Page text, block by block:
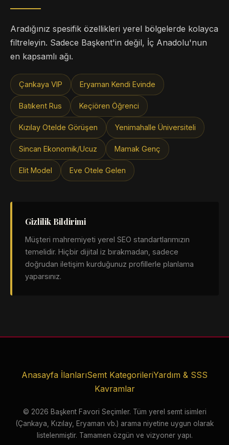
Aradığınız spesifik özellikleri yerel bölgelerde kolayca
filtreleyin. Sadece Başkent'in değil, İç Anadolu'nun
en kapsamlı ağı.
Çankaya VIP Eryaman Kendi Evinde
Batıkent Rus Keçiören Öğrenci
Kızılay Otelde Görüşen Yenimahalle Üniversiteli
Sincan Ekonomik/Ucuz Mamak Genç
Elit Model Eve Otele Gelen
Gizlilik Bildirimi
Müşteri mahremiyeti yerel SEO standartlarımızın
temelidir. Hiçbir dijital iz bırakmadan, sadece
doğrudan iletişim kurduğunuz profillerle planlama
yaparsınız.
Anasayfa İlanlarıSemt KategorileriYardım & SSS
Kavramlar
© 2026 Başkent Favori Seçimler. Tüm yerel semt isimleri
(Çankaya, Kızılay, Eryaman vb.) arama niyetine uygun olarak
listelenmiştir. Tamamen özgün ve vizyoner yapı.